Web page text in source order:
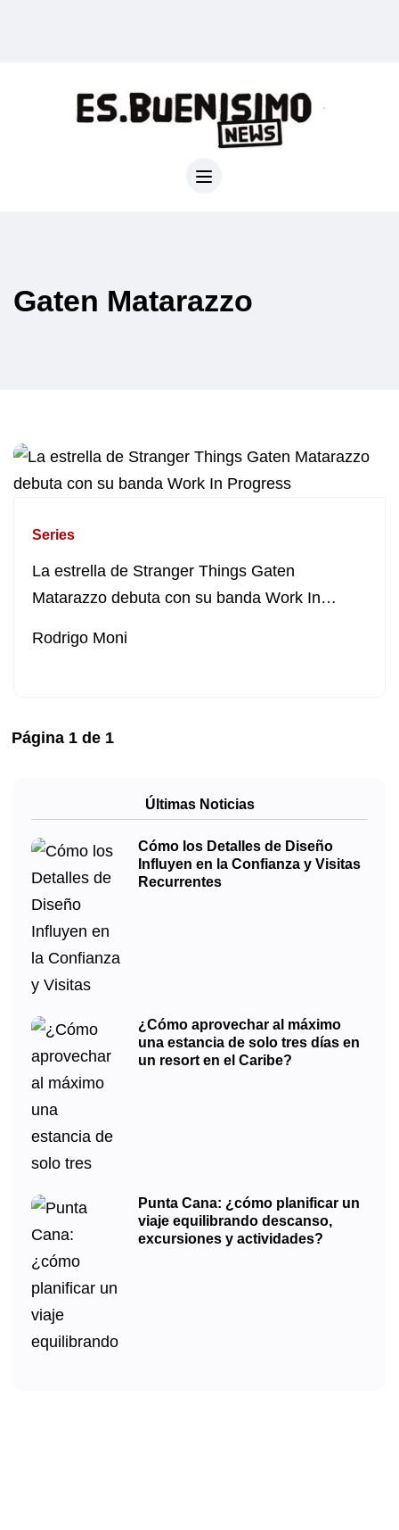
Gaten Matarazzo
Series
La estrella de Stranger Things Gaten
Matarazzo debuta con su banda Work In
Rodrigo Moni
Página 1 de 1
Últimas Noticias
Cómo los Detalles de Diseño
Influyen en la Confianza y Visitas
Recurrentes
¿Cómo aprovechar al máximo
una estancia de solo tres días en
un resort en el Caribe?
Punta Cana: ¿cómo planificar un
viaje equilibrando descanso,
excursiones y actividades?